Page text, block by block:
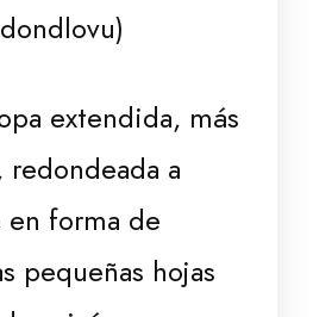
extendida, más
redondeada a
forma de
pequeñas hojas